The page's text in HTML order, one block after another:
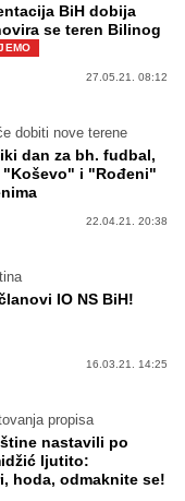
BiH dobija
se teren Bilinog
27.05.21. 08:12
dobiti nove terene
dan za bh. fudbal,
"Koševo" i "Rođeni"
22.04.21. 20:38
IO NS BiH!
16.03.21. 14:25
propisa
nastavili po
ljutito:
hoda, odmaknite se!